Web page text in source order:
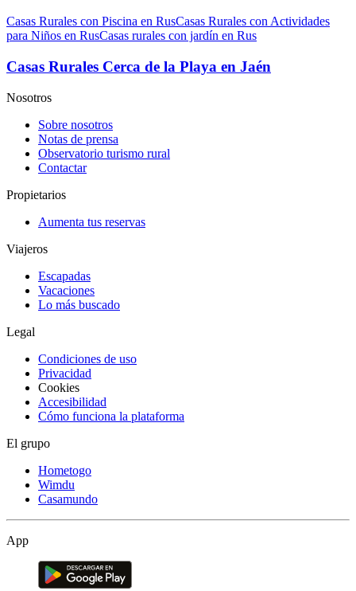
Casas Rurales con Piscina en RusCasas Rurales con Actividades
para Niños en RusCasas rurales con jardín en Rus
Casas Rurales Cerca de la Playa en Jaén
Nosotros
Sobre nosotros
Notas de prensa
Observatorio turismo rural
Contactar
Propietarios
Aumenta tus reservas
Viajeros
Escapadas
Vacaciones
Lo más buscado
Legal
Condiciones de uso
Privacidad
Cookies
Accesibilidad
Cómo funciona la plataforma
El grupo
Hometogo
Wimdu
Casamundo
App